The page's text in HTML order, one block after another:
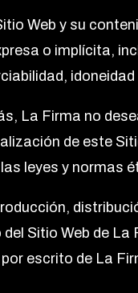
Web y su
o implícita,
La Firma no
de este
leyes y normas
del Sitio Web de
escrito de La